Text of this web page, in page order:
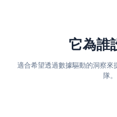
它為誰
適合希望透過數據驅動的洞察來
隊。